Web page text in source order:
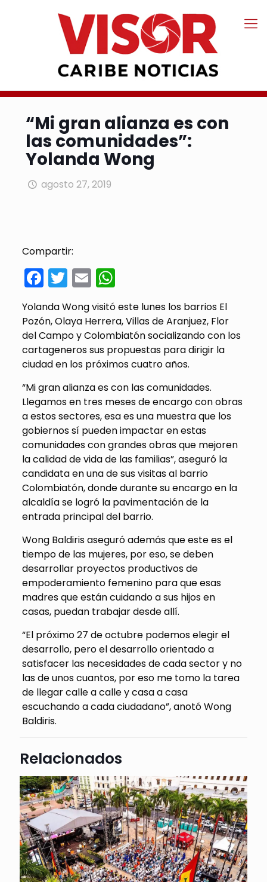
“Mi gran alianza es con
las comunidades”:
Yolanda Wong
agosto 27, 2019
Compartir:
Facebook
Twitter
EmailWhatsApp
Yolanda Wong visitó este lunes los barrios El
Pozón, Olaya Herrera, Villas de Aranjuez, Flor
del Campo y Colombiatón socializando con los
cartageneros sus propuestas para dirigir la
ciudad en los próximos cuatro años.
“Mi gran alianza es con las comunidades.
Llegamos en tres meses de encargo con obras
a estos sectores, esa es una muestra que los
gobiernos sí pueden impactar en estas
comunidades con grandes obras que mejoren
la calidad de vida de las familias”, aseguró la
candidata en una de sus visitas al barrio
Colombiatón, donde durante su encargo en la
alcaldía se logró la pavimentación de la
entrada principal del barrio.
Wong Baldiris aseguró además que este es el
tiempo de las mujeres, por eso, se deben
desarrollar proyectos productivos de
empoderamiento femenino para que esas
madres que están cuidando a sus hijos en
casas, puedan trabajar desde allí.
“El próximo 27 de octubre podemos elegir el
desarrollo, pero el desarrollo orientado a
satisfacer las necesidades de cada sector y no
las de unos cuantos, por eso me tomo la tarea
de llegar calle a calle y casa a casa
escuchando a cada ciudadano”, anotó Wong
Baldiris.
Relacionados